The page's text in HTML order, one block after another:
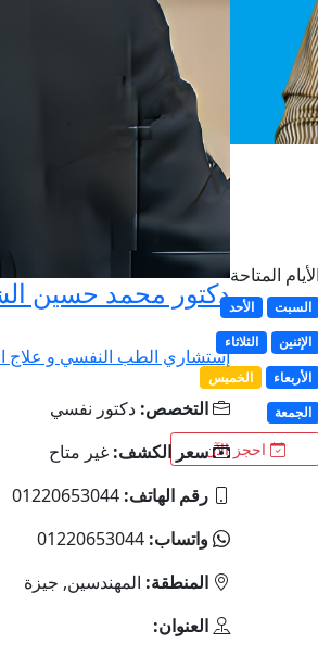
الأيام المتاحة
السبت
الأحد
الإثنين
الثلاثاء
الأربعاء
الخميس
الجمعة
احجز الآن
دكتور محمد حسين
إستشاري الطب النفسي و علاج
التخصص: دكتور نفسي
سعر الكشف: غير متاح
رقم الهاتف: 01220653044
واتساب: 01220653044
المنطقة: المهندسين, جيزة
العنوان: